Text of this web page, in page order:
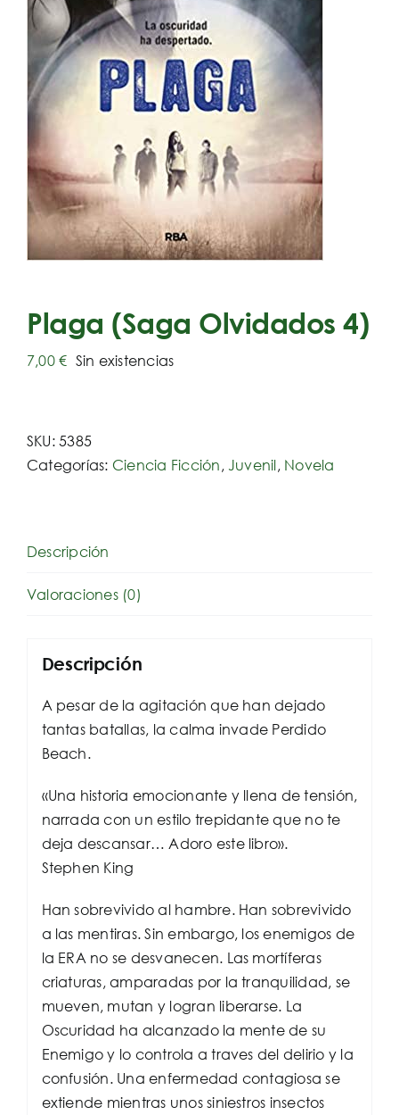
Plaga (Saga Olvidados 4)
7,00€ Sin existencias
SKU:5385
Categorías: Ciencia Ficción, Juvenil, Novela
Descripción
Valoraciones (0)
Descripción
A pesar de la agitación que han dejado
tantas batallas, la calma invade Perdido
Beach.
«Una historia emocionante y llena de tensión,
narrada con un estilo trepidante que no te
deja descansar… Adoro este libro».
Stephen King
Han sobrevivido al hambre. Han sobrevivido
a las mentiras. Sin embargo, los enemigos de
la ERA no se desvanecen. Las mortíferas
criaturas, amparadas por la tranquilidad, se
mueven, mutan y logran liberarse. La
Oscuridad ha alcanzado la mente de su
Enemigo y lo controla a traves del delirio y la
confusión. Una enfermedad contagiosa se
extiende mientras unos siniestros insectos